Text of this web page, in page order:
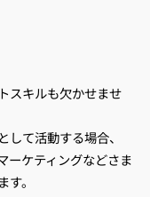
スキルも欠かせませ
て活動する場合、
ーケティングなどさま
。